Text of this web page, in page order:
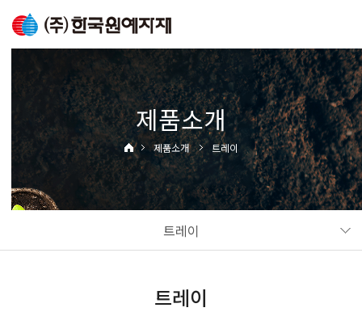
제품소개
제품소개 트레이
트레이
트레이